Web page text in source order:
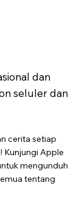
dan
seluler dan
cerita setiap
Kunjungi Apple
mengunduh
tentang